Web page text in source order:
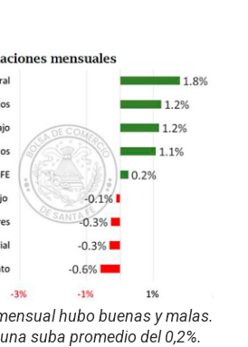
hubo buenas y malas.
suba promedio del 0,2%.